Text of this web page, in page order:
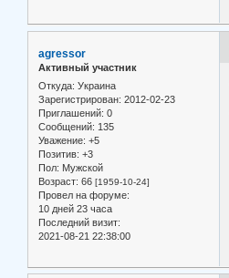
agressor
Активный участник
Откуда: Украина
Зарегистрирован: 2012-02-23
Приглашений: 0
Сообщений: 135
Уважение: +5
Позитив: +3
Пол: Мужской
Возраст: 66 [1959-10-24]
Провел на форуме:
10 дней 23 часа
Последний визит:
2021-08-21 22:38:00